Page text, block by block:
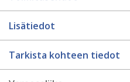
Lisätiedot
Tarkista kohteen tiedot